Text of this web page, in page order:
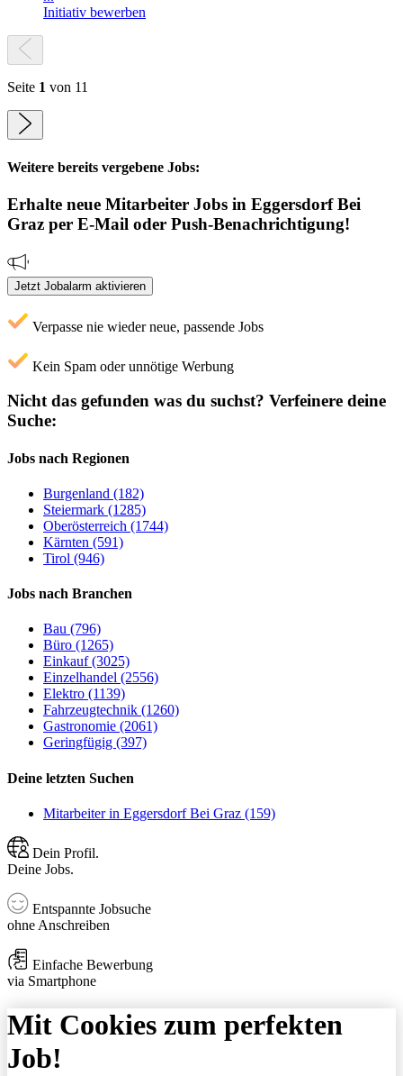
Initiativ bewerben
Seite 1 von 11
Weitere bereits vergebene Jobs:
Erhalte neue Mitarbeiter Jobs in Eggersdorf Bei
Graz per E-Mail oder Push-Benachrichtigung!
Jetzt Jobalarm aktivieren
Verpasse nie wieder neue, passende Jobs
Kein Spam oder unnötige Werbung
Nicht das gefunden was du suchst? Verfeinere deine
Suche:
Jobs nach Regionen
Burgenland (182)
Steiermark (1285)
Oberösterreich (1744)
Kärnten (591)
Tirol (946)
Jobs nach Branchen
Bau (796)
Büro (1265)
Einkauf (3025)
Einzelhandel (2556)
Elektro (1139)
Fahrzeugtechnik (1260)
Gastronomie (2061)
Geringfügig (397)
Deine letzten Suchen
Mitarbeiter in Eggersdorf Bei Graz (159)
Dein Profil.
Deine Jobs.
Entspannte Jobsuche
ohne Anschreiben
Einfache Bewerbung
via Smartphone
Mit Cookies zum perfekten
Job!